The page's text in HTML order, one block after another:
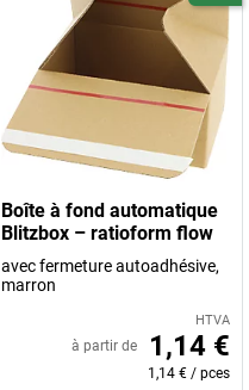
Boîte à fond automatique
Blitzbox – ratioform flow
avec fermeture autoadhésive,
marron
HTVA
à partir de 1,14 €
1,14 € / pces